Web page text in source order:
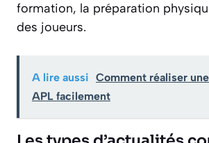
formation, la préparation
des joueurs.
A lire aussi Comment réaliser
APL facilement